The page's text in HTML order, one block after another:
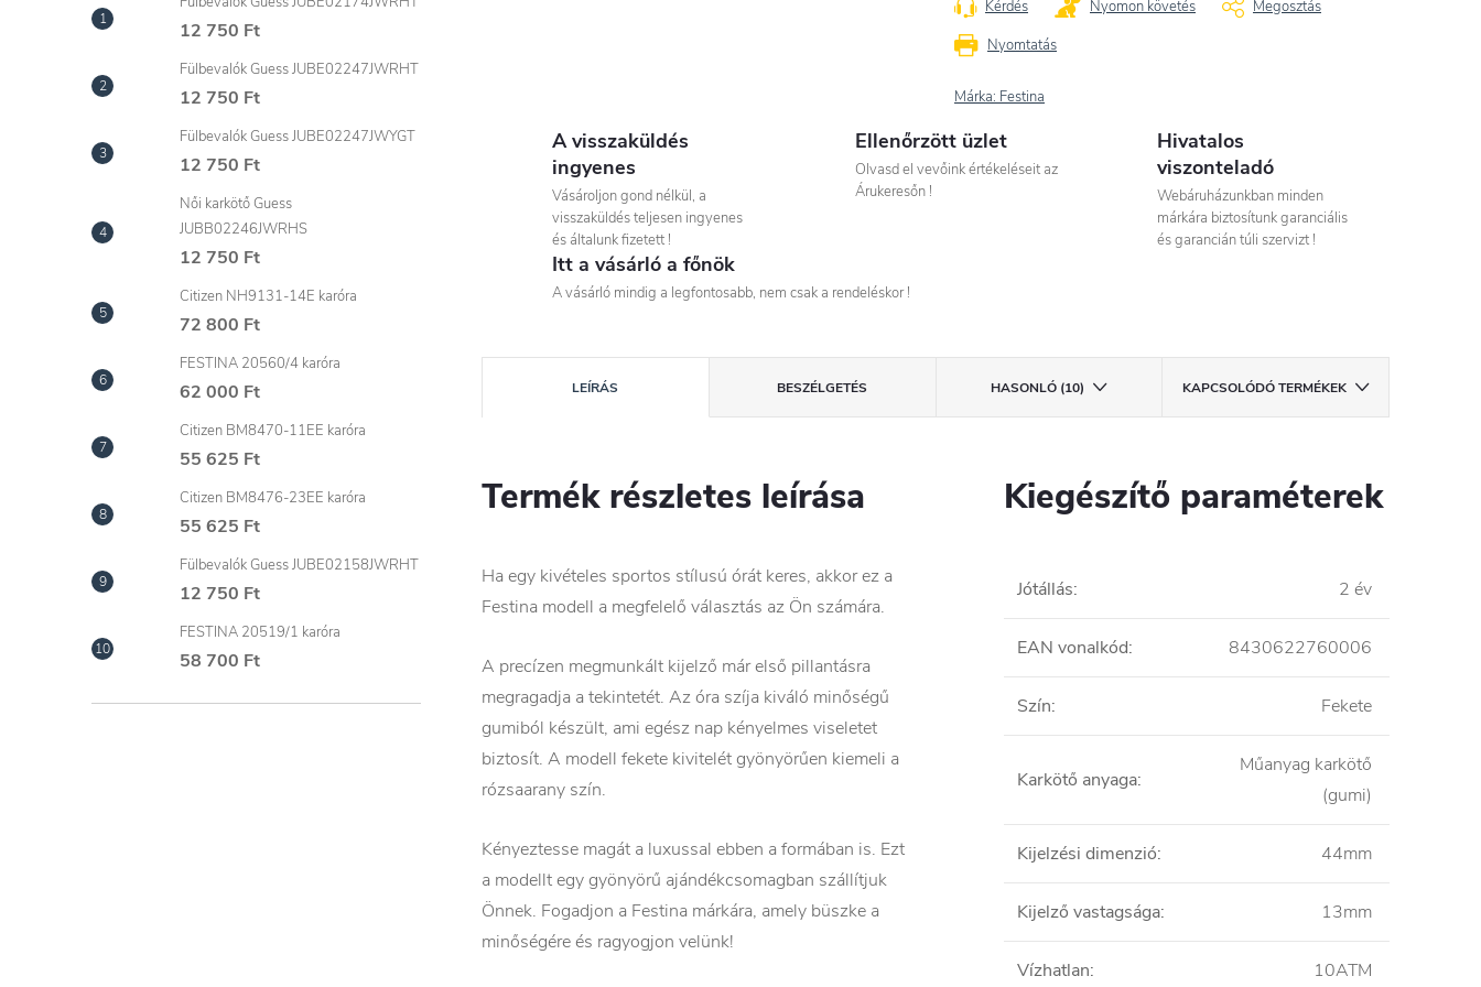
12 750 Ft
Fülbevalók Guess JUBE02247JWRHT
12 750 Ft
Fülbevalók Guess JUBE02247JWYGT
12 750 Ft
Női karkötő Guess
JUBB02246JWRHS
12 750 Ft
Citizen NH9131-14E karóra
72 800 Ft
FESTINA 20560/4 karóra
62 000 Ft
Citizen BM8470-11EE karóra
55 625 Ft
Citizen BM8476-23EE karóra
55 625 Ft
Fülbevalók Guess JUBE02158JWRHT
12 750 Ft
FESTINA 20519/1 karóra
58 700 Ft
Nyomtatás
Kérdés Nyomon követés Megosztás
Márka: Festina
A visszaküldés
ingyenes
Vásároljon gond nélkül, a
visszaküldés teljesen ingyenes
és általunk fizetett !
Ellenőrzött üzlet
Olvasd el vevőink értékeléseit az
Árukeresőn !
Hivatalos
viszonteladó
Webáruházunkban minden
márkára biztosítunk garanciális
és garancián túli szervizt !
Itt a vásárló a főnök
A vásárló mindig a legfontosabb, nem csak a rendeléskor !
LEÍRÁS BESZÉLGETÉS HASONLÓ (10) KAPCSOLÓDÓ TERMÉKEK
Termék részletes leírása
Ha egy kivételes sportos stílusú órát keres, akkor ez a
Festina modell a megfelelő választás az Ön számára.
A precízen megmunkált kijelző már első pillantásra
megragadja a tekintetét. Az óra szíja kiváló minőségű
gumiból készült, ami egész nap kényelmes viseletet
biztosít. A modell fekete kivitelét gyönyörűen kiemeli a
rózsaarany szín.
Kényeztesse magát a luxussal ebben a formában is. Ezt
a modellt egy gyönyörű ajándékcsomagban szállítjuk
Önnek. Fogadjon a Festina márkára, amely büszke a
minőségére és ragyogjon velünk!
Kiegészítő paraméterek
Jótállás: 2 év
EAN vonalkód: 8430622760006
Szín: Fekete
Karkötő anyaga:
Műanyag karkötő
(gumi)
Kijelzési dimenzió: 44mm
Kijelző vastagsága: 13mm
Vízhatlan: 10ATM